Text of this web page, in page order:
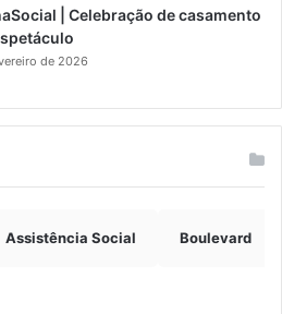
| Celebração de casamento
de 2026
Assistência Social Boulevard